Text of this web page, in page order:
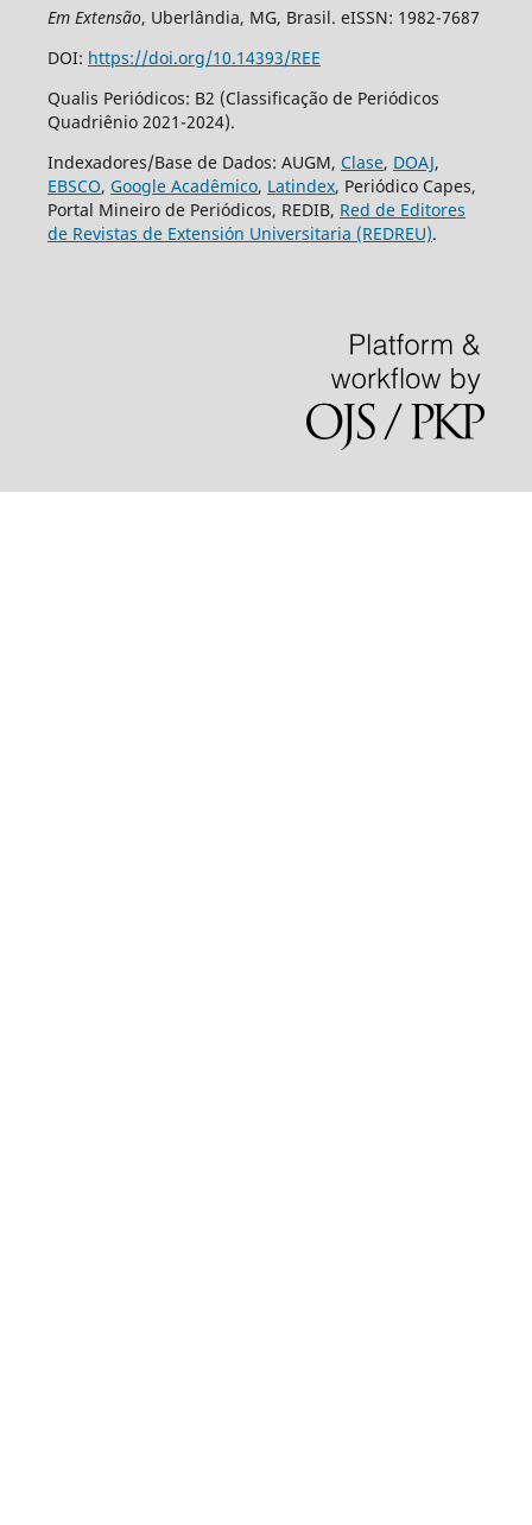
Em Extensão, Uberlândia, MG, Brasil. eISSN: 1982-7687
DOI: https://doi.org/10.14393/REE
Qualis Periódicos: B2 (Classificação de Periódicos
Quadriênio 2021-2024).
Indexadores/Base de Dados: AUGM, Clase, DOAJ,
EBSCO, Google Acadêmico, Latindex, Periódico Capes,
Portal Mineiro de Periódicos, REDIB, Red de Editores
de Revistas de Extensión Universitaria (REDREU).